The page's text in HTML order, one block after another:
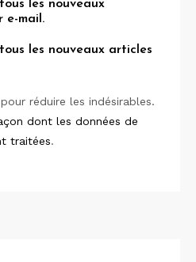
les nouveaux
e-mail.
les nouveaux articles
réduire les indésirables.
dont les données de
traitées.